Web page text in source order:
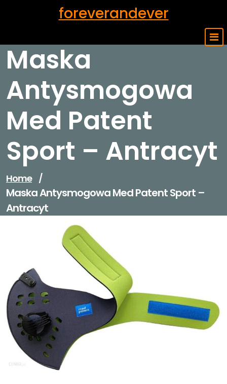
foreverandever
Maska
Antysmogowa
Med Patent
Sport – Antracyt
Home /
Maska Antysmogowa Med Patent Sport –
Antracyt